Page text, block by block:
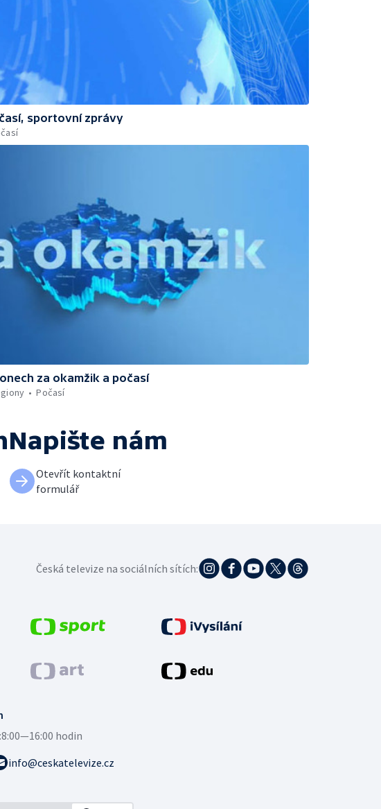
sportovní zprávy
za okamžik a počasí
Počasí
Napište nám
Otevřít kontaktní
formulář
8:00—16:00 hodin
info@ceskatelevize.cz
Česká televize na sociálních sítích: